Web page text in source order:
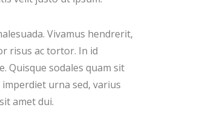
Vivamus hendrerit,
risus ac tortor. In id
Quisque sodales quam sit
urna sed, varius
amet dui.